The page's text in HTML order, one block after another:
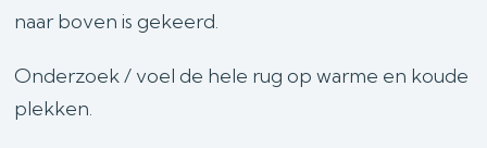
naar boven is gekeerd.
Onderzoek / voel de hele rug op warme en koude
plekken.